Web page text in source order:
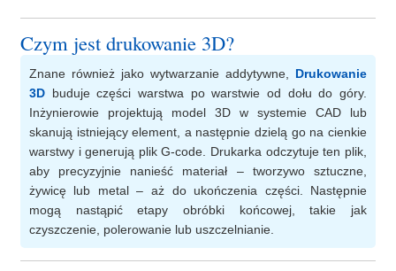
Czym jest drukowanie 3D?
Znane również jako wytwarzanie addytywne, Drukowanie
3Dbuduje części warstwa po warstwie od dołu do góry.
Inżynierowie projektują model 3D w systemie CAD lub
skanują istniejący element, a następnie dzielą go na cienkie
warstwy i generują plik G-code. Drukarka odczytuje ten plik,
aby precyzyjnie nanieść materiał – tworzywo sztuczne,
żywicę lub metal – aż do ukończenia części. Następnie
mogą nastąpić etapy obróbki końcowej, takie jak
czyszczenie, polerowanie lub uszczelnianie.